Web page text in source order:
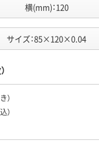
横(mm)：120
サイズ：85×120×0.04
）
）